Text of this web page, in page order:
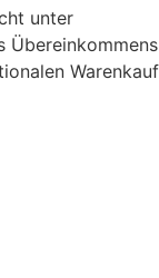
unter
Übereinkommens
Warenkauf